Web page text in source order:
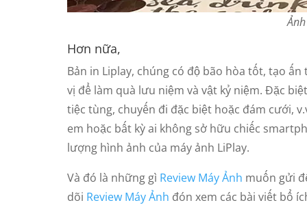
Hơn nữa,
Bản in Liplay, chúng có độ bão hòa tốt, tạo
vị để làm quà lưu niệm và vật kỷ niệm. Đặc
tiệc tùng, chuyến đi đặc biệt hoặc đám cưới,
em hoặc bất kỳ ai không sở hữu chiếc
lượng hình ảnh của máy ảnh LiPlay.
Và đó là những gì Review Máy Ảnh muốn gửi
dõi Review Máy Ảnh đón xem các bài viết bổ